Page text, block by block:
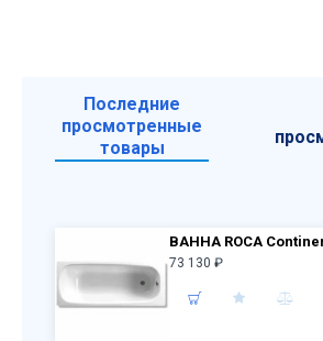
Последние
просмотренные
товары
73 130 ₽